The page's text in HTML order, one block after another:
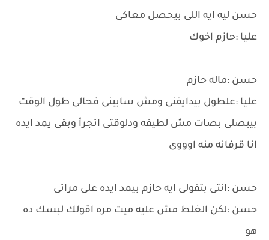
حسن ليه ايه اللى بيحصل معاكى
عليا :حازم اخوك
حسن :ماله حازم
عليا :علطول بيدايقنى ومش سايبنى فحالى طول الوقت
بيبصلى بصات مش لطيفه ودلوقتى اتجرأ وبقى يمد ايده
انا قرفانه منه اوووى
حسن :انتى بتقولى ايه حازم بيمد ايده على مراتى
حسن :لكن الغلط مش عليه ميت مره اقولك لبسك ده
هو